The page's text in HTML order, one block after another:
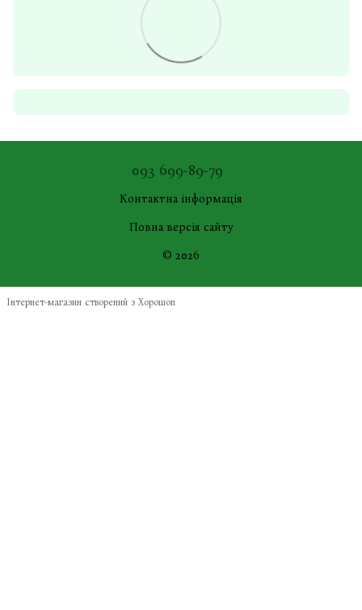
093 699-89-79
Контактна інформація
Повна версія сайту
© 2026
Інтернет-магазин створений з Хорошоп